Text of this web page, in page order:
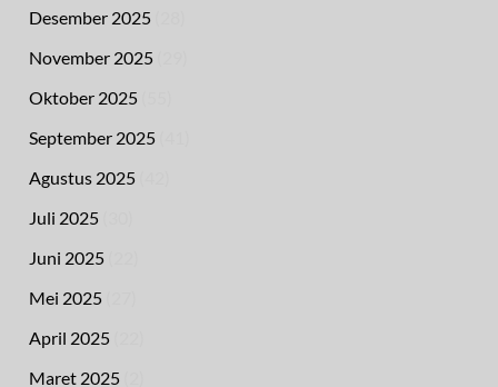
Desember 2025
November 2025
Oktober 2025
September 2025
Agustus 2025
Juli 2025
Juni 2025
Mei 2025
April 2025
Maret 2025